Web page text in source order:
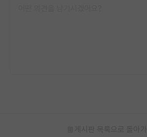
게시판 목록으로 돌아가